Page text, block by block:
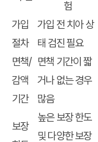
험
가입
절차
가입 전 치아 상
태 검진 필요
면책/
감액
기간
면책 기간이 짧
거나 없는 경우
많음
보장
높은 보장 한도
및 다양한 보장